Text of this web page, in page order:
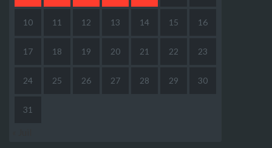
10 11 12 13 14 15 16
17 18 19 20 21 22 23
24 25 26 27 28 29 30
31